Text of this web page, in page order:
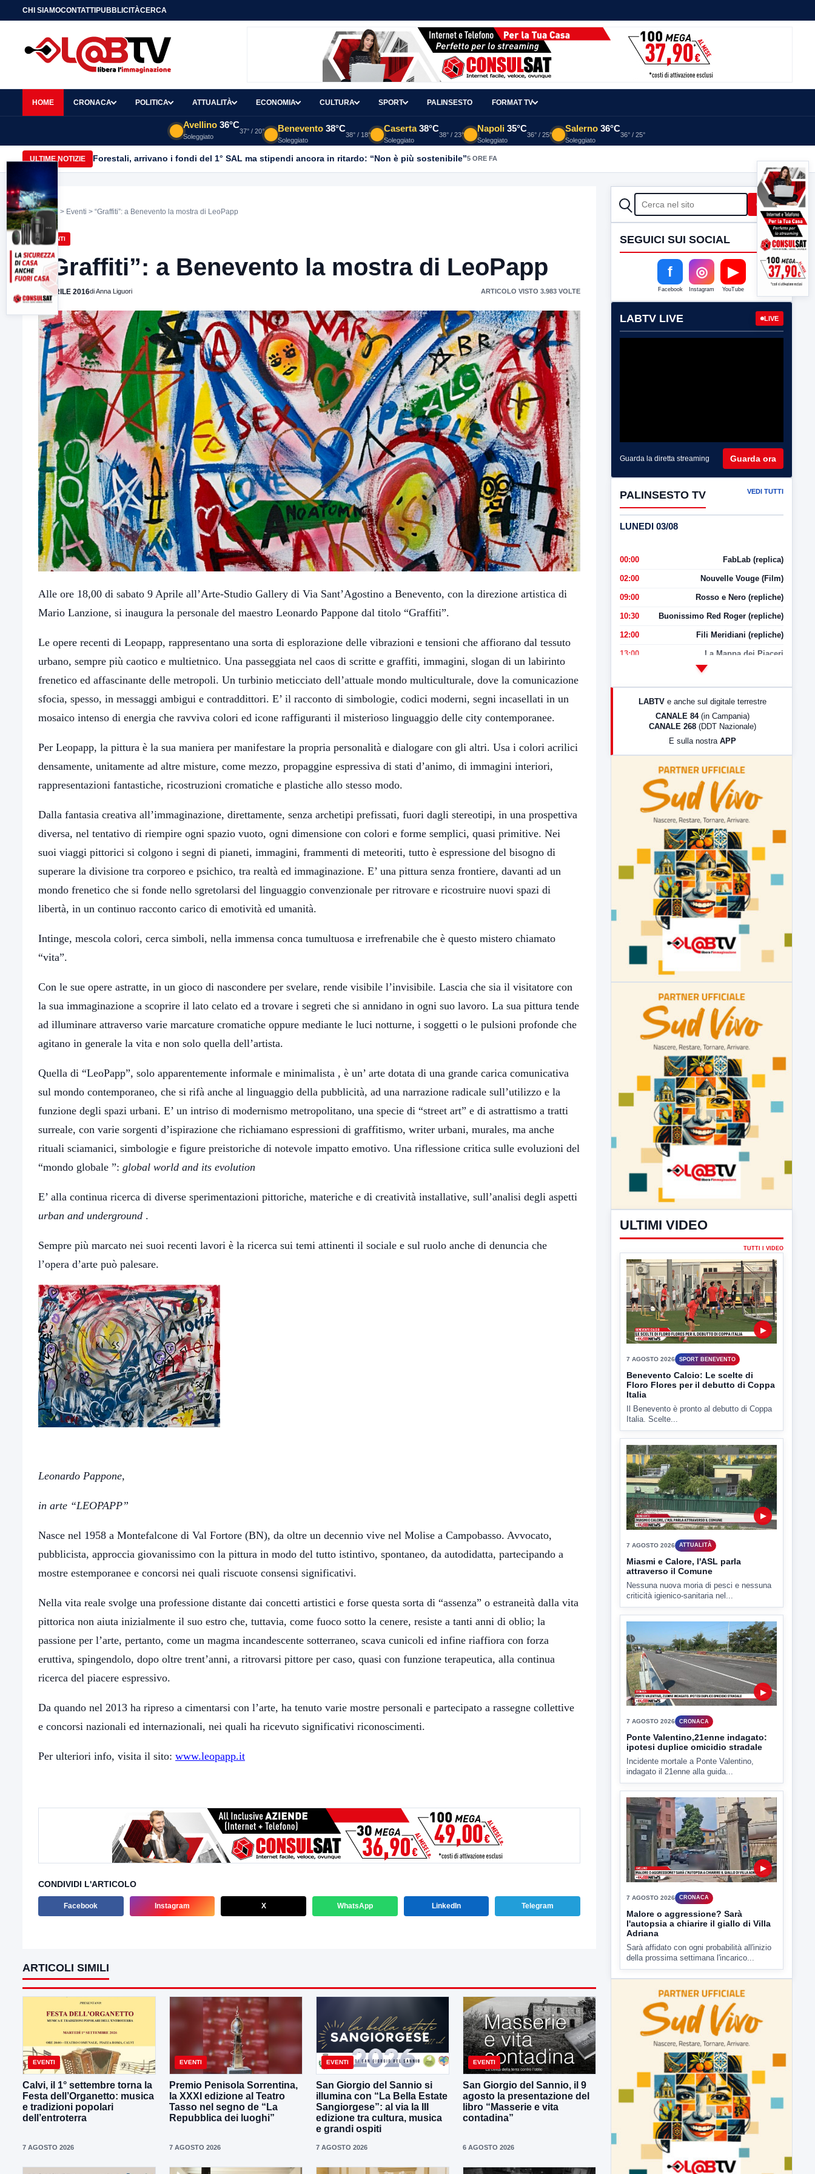
CHI SIAMOCONTATTIPUBBLICITÀCERCA
HOME CRONACA POLITICA ATTUALITÀ ECONOMIA CULTURA SPORT PALINSESTO FORMAT TV
Avellino 36°C
Soleggiato
37° / 20° Benevento 38°C
Soleggiato
38° / 18°
Caserta 38°C
Soleggiato
38° / 23°
Napoli 35°C
Soleggiato
36° / 25°
Salerno 36°C
Soleggiato
36° / 25°
ULTIME NOTIZIE Forestali, arrivano i fondi del 1° SAL ma stipendi ancora in ritardo: “Non è più sostenibile”5 ORE FA
Home > Eventi > “Graffiti”: a Benevento la mostra di LeoPapp
EVENTI
“Graffiti”: a Benevento la mostra di LeoPapp
5 APRILE 2016di Anna Liguori ARTICOLO VISTO 3.983 VOLTE
Alle ore 18,00 di sabato 9 Aprile all’Arte-Studio Gallery di Via Sant’Agostino a Benevento, con la direzione artistica di
Mario Lanzione, si inaugura la personale del maestro Leonardo Pappone dal titolo “Graffiti”.
Le opere recenti di Leopapp, rappresentano una sorta di esplorazione delle vibrazioni e tensioni che affiorano dal tessuto
urbano, sempre più caotico e multietnico. Una passeggiata nel caos di scritte e graffiti, immagini, slogan di un labirinto
frenetico ed affascinante delle metropoli. Un turbinio meticciato dell’attuale mondo multiculturale, dove la comunicazione
sfocia, spesso, in messaggi ambigui e contraddittori. E’ il racconto di simbologie, codici moderni, segni incasellati in un
mosaico intenso di energia che ravviva colori ed icone raffiguranti il misterioso linguaggio delle city contemporanee.
Per Leopapp, la pittura è la sua maniera per manifestare la propria personalità e dialogare con gli altri. Usa i colori acrilici
densamente, unitamente ad altre misture, come mezzo, propaggine espressiva di stati d’animo, di immagini interiori,
rappresentazioni fantastiche, ricostruzioni cromatiche e plastiche allo stesso modo.
Dalla fantasia creativa all’immaginazione, direttamente, senza archetipi prefissati, fuori dagli stereotipi, in una prospettiva
diversa, nel tentativo di riempire ogni spazio vuoto, ogni dimensione con colori e forme semplici, quasi primitive. Nei
suoi viaggi pittorici si colgono i segni di pianeti, immagini, frammenti di meteoriti, tutto è espressione del bisogno di
superare la divisione tra corporeo e psichico, tra realtà ed immaginazione. E’ una pittura senza frontiere, davanti ad un
mondo frenetico che si fonde nello sgretolarsi del linguaggio convenzionale per ritrovare e ricostruire nuovi spazi di
libertà, in un continuo racconto carico di emotività ed umanità.
Intinge, mescola colori, cerca simboli, nella immensa conca tumultuosa e irrefrenabile che è questo mistero chiamato
“vita”.
Con le sue opere astratte, in un gioco di nascondere per svelare, rende visibile l’invisibile. Lascia che sia il visitatore con
la sua immaginazione a scoprire il lato celato ed a trovare i segreti che si annidano in ogni suo lavoro. La sua pittura tende
ad illuminare attraverso varie marcature cromatiche oppure mediante le luci notturne, i soggetti o le pulsioni profonde che
agitano in generale la vita e non solo quella dell’artista.
Quella di “LeoPapp”, solo apparentemente informale e minimalista , è un’ arte dotata di una grande carica comunicativa
sul mondo contemporaneo, che si rifà anche al linguaggio della pubblicità, ad una narrazione radicale sull’utilizzo e la
funzione degli spazi urbani. E’ un intriso di modernismo metropolitano, una specie di “street art” e di astrattismo a tratti
surreale, con varie sorgenti d’ispirazione che richiamano espressioni di graffitismo, writer urbani, murales, ma anche
rituali sciamanici, simbologie e figure preistoriche di notevole impatto emotivo. Una riflessione critica sulle evoluzioni del
“mondo globale ”: global world and its evolution
E’ alla continua ricerca di diverse sperimentazioni pittoriche, materiche e di creatività installative, sull’analisi degli aspetti
urban and underground .
Sempre più marcato nei suoi recenti lavori è la ricerca sui temi attinenti il sociale e sul ruolo anche di denuncia che
l’opera d’arte può palesare.
Leonardo Pappone,
in arte “LEOPAPP”
Nasce nel 1958 a Montefalcone di Val Fortore (BN), da oltre un decennio vive nel Molise a Campobasso. Avvocato,
pubblicista, approccia giovanissimo con la pittura in modo del tutto istintivo, spontaneo, da autodidatta, partecipando a
mostre estemporanee e concorsi nei quali riscuote consensi significativi.
Nella vita reale svolge una professione distante dai concetti artistici e forse questa sorta di “assenza” o estraneità dalla vita
pittorica non aiuta inizialmente il suo estro che, tuttavia, come fuoco sotto la cenere, resiste a tanti anni di oblio; la
passione per l’arte, pertanto, come un magma incandescente sotterraneo, scava cunicoli ed infine riaffiora con forza
eruttiva, spingendolo, dopo oltre trent’anni, a ritrovarsi pittore per caso, quasi con funzione terapeutica, alla continua
ricerca del piacere espressivo.
Da quando nel 2013 ha ripreso a cimentarsi con l’arte, ha tenuto varie mostre personali e partecipato a rassegne collettive
e concorsi nazionali ed internazionali, nei quali ha ricevuto significativi riconoscimenti.
Per ulteriori info, visita il sito: www.leopapp.it
CONDIVIDI L'ARTICOLO
Facebook Instagram X WhatsApp LinkedIn Telegram
ARTICOLI SIMILI
EVENTI
Calvi, il 1° settembre torna la
Festa dell’Organetto: musica
e tradizioni popolari
dell’entroterra
7 AGOSTO 2026
EVENTI
Premio Penisola Sorrentina,
la XXXI edizione al Teatro
Tasso nel segno de “La
Repubblica dei luoghi”
7 AGOSTO 2026
EVENTI
San Giorgio del Sannio si
illumina con “La Bella Estate
Sangiorgese”: al via la III
edizione tra cultura, musica
e grandi ospiti
7 AGOSTO 2026
EVENTI
San Giorgio del Sannio, il 9
agosto la presentazione del
libro “Masserie e vita
contadina”
6 AGOSTO 2026
CERCA Cerca
SEGUICI SUI SOCIAL
f
Facebook
◎
Instagram
▶
YouTube
LABTV LIVE LIVE
Guarda la diretta streaming Guarda ora
PALINSESTO TV VEDI TUTTI
LUNEDI 03/08
00:00 FabLab (replica)
02:00 Nouvelle Vouge (Film)
09:00 Rosso e Nero (repliche)
10:30 Buonissimo Red Roger (repliche)
12:00 Fili Meridiani (repliche)
13:00 La Mappa dei Piaceri
LabNews (Diretta)
LabNews (replica)
LABTV e anche sul digitale terrestre
CANALE 84 (in Campania)
CANALE 268 (DDT Nazionale)
E sulla nostra APP
ULTIMI VIDEO
TUTTI I VIDEO
▶
Benevento Calcio: Le scelte di
Floro Flores per il debutto di Coppa
Italia
Il Benevento è pronto al debutto di Coppa
Italia. Scelte...
7 AGOSTO 2026 ATTUALITÀ
Miasmi e Calore, l'ASL parla
attraverso il Comune
Nessuna nuova moria di pesci e nessuna
criticità igienico-sanitaria nel...
7 AGOSTO 2026 CRONACA
Ponte Valentino,21enne indagato:
ipotesi duplice omicidio stradale
Incidente mortale a Ponte Valentino,
indagato il 21enne alla guida...
▶
Malore o aggressione? Sarà
l'autopsia a chiarire il giallo di Villa
Adriana
Sarà affidato con ogni probabilità all'inizio
della prossima settimana l'incarico...